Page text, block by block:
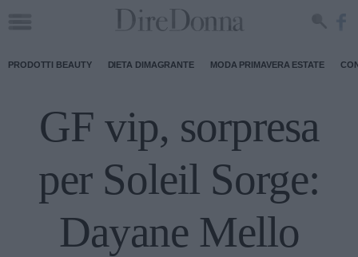
PRODOTTI BEAUTY DIETA DIMAGRANTE MODA PRIMAVERA ESTATE
GF vip, sorpresa
per Soleil Sorge:
Dayane Mello